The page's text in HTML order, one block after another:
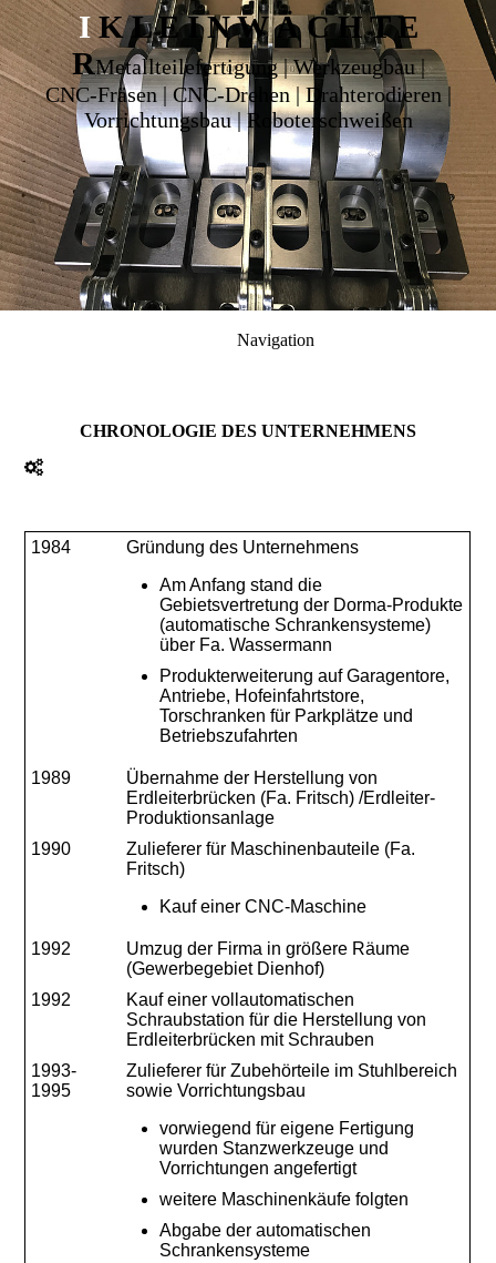
IK L E I N W Ä C H T E
RMetallteilefertigung | Werkzeugbau |
CNC-Fräsen | CNC-Drehen | Drahterodieren |
Vorrichtungsbau | Roboterschweißen
Navigation
CHRONOLOGIE DES UNTERNEHMENS
1984
Gründung des Unternehmens
Am Anfang stand die
Gebietsvertretung der Dorma-Produkte
(automatische Schrankensysteme)
über Fa. Wassermann
Produkterweiterung auf Garagentore,
Antriebe, Hofeinfahrtstore,
Torschranken für Parkplätze und
Betriebszufahrten
1989
Übernahme der Herstellung von
Erdleiterbrücken (Fa. Fritsch) /Erdleiter-
Produktionsanlage
1990
Zulieferer für Maschinenbauteile (Fa.
Fritsch)
Kauf einer CNC-Maschine
1992
Umzug der Firma in größere Räume
(Gewerbegebiet Dienhof)
1992
Kauf einer vollautomatischen
Schraubstation für die Herstellung von
Erdleiterbrücken mit Schrauben
1993-
1995
Zulieferer für Zubehörteile im Stuhlbereich
sowie Vorrichtungsbau
vorwiegend für eigene Fertigung
wurden Stanzwerkzeuge und
Vorrichtungen angefertigt
weitere Maschinenkäufe folgten
Abgabe der automatischen
Schrankensysteme